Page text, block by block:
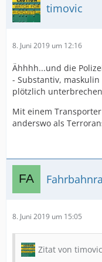
timovic
8. Juni 2019 um 12:16
Ähhhh...und die
- Substantiv,
plötzlich
Mit einem
anderswo als
8. Juni 2019 um 15:05
Zitat von timovic